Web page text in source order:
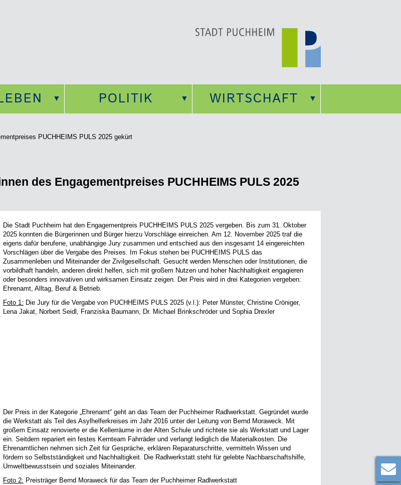
POLITIK WIRTSCHAFT
PUCHHEIMS PULS 2025 gekürt
des Engagementpreises PUCHHEIMS PULS 2025
Die Stadt Puchheim hat den Engagementpreis PUCHHEIMS PULS 2025 vergeben. Bis zum 31. Oktober
2025 konnten die Bürgerinnen und Bürger hierzu Vorschläge einreichen. Am 12. November 2025 traf die
eigens dafür berufene, unabhängige Jury zusammen und entschied aus den insgesamt 14 eingereichten
Vorschlägen über die Vergabe des Preises. Im Fokus stehen bei PUCHHEIMS PULS das
Zusammenleben und Miteinander der Zivilgesellschaft. Gesucht werden Menschen oder Institutionen, die
vorbildhaft handeln, anderen direkt helfen, sich mit großem Nutzen und hoher Nachhaltigkeit engagieren
oder besonders innovativen und wirksamen Einsatz zeigen. Der Preis wird in drei Kategorien vergeben:
Ehrenamt, Alltag, Beruf & Betrieb.
Foto 1: Die Jury für die Vergabe von PUCHHEIMS PULS 2025 (v.l.): Peter Münster, Christine Cröniger,
Lena Jakat, Norbert Seidl, Franziska Baumann, Dr. Michael Brinkschröder und Sophia Drexler
Der Preis in der Kategorie „Ehrenamt“ geht an das Team der Puchheimer Radlwerkstatt. Gegründet wurde
die Werkstatt als Teil des Asylhelferkreises im Jahr 2016 unter der Leitung von Bernd Moraweck. Mit
großem Einsatz renovierte er die Kellerräume in der Alten Schule und richtete sie als Werkstatt und Lager
ein. Seitdem repariert ein festes Kernteam Fahrräder und verlangt lediglich die Materialkosten. Die
Ehrenamtlichen nehmen sich Zeit für Gespräche, erklären Reparaturschritte, vermitteln Wissen und
fördern so Selbstständigkeit und Nachhaltigkeit. Die Radlwerkstatt steht für gelebte Nachbarschaftshilfe,
Umweltbewusstsein und soziales Miteinander.
Foto 2: Preisträger Bernd Moraweck für das Team der Puchheimer Radlwerkstatt